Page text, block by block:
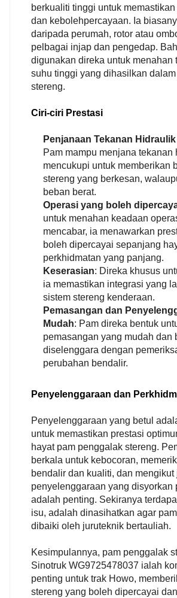
berkualiti tinggi untuk
dan kebolehpercayaan. Ia
daripada perumah, rotor atau
pelbagai injap dan pengedap.
digunakan direka untuk menahan
suhu tinggi yang dihasilkan
stereng.
Ciri-ciri Prestasi
Penjanaan Tekanan
Pam mampu menjana tekanan
mencukupi untuk memberikan
stereng yang berkesan,
beban berat.
Operasi yang boleh
untuk menahan keadaan
mencabar, ia menawarkan
boleh dipercayai sepanjang
perkhidmatan yang panjang.
Keserasian: Direka khusus
ia memastikan integrasi yang
sistem stereng kenderaan.
Pemasangan dan
Mudah: Pam direka bentuk
pemasangan yang mudah dan
diselenggara dengan
perubahan bendalir.
Penyelenggaraan dan
Penyelenggaraan yang betul
untuk memastikan prestasi
hayat pam penggalak stereng.
berkala untuk kebocoran,
bendalir dan kualiti, dan mengikut
penyelenggaraan yang disyorkan
adalah penting. Sekiranya
isu, adalah dinasihatkan agar
dibaiki oleh juruteknik bertauliah.
Kesimpulannya, pam penggalak
Sinotruk WG9725478037 ialah
penting untuk trak Howo,
stereng yang boleh dipercayai dan